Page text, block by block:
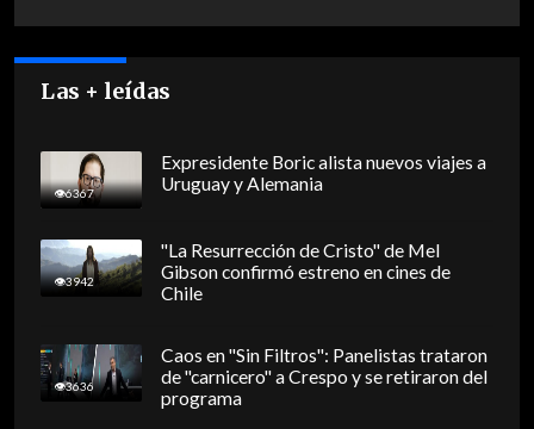
Las + leídas
6367
Expresidente Boric alista nuevos viajes a
Uruguay y Alemania
3942
"La Resurrección de Cristo" de Mel
Gibson confirmó estreno en cines de
Chile
3636
Caos en "Sin Filtros": Panelistas trataron
de "carnicero" a Crespo y se retiraron del
programa